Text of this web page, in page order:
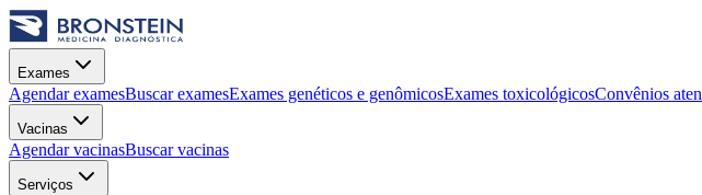
Exames
Agendar examesBuscar examesExames genéticos e genômicosExames toxicológicosConvênios
Vacinas
Agendar vacinasBuscar vacinas
Serviços